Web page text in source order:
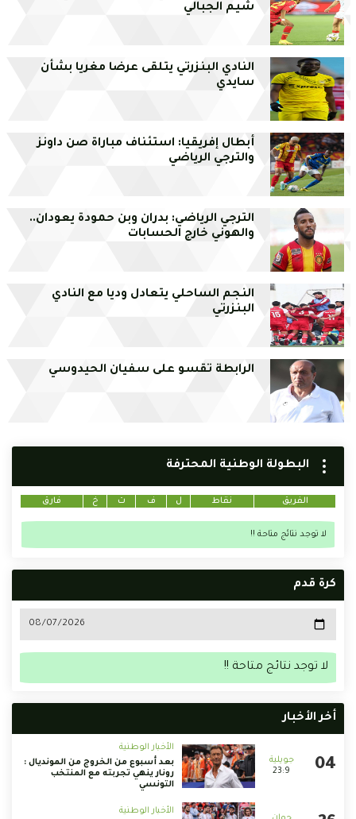
شيم الجبالي
النادي البنزرتي يتلقى عرضا مغريا بشأن
سايدي
أبطال إفريقيا: استئناف مباراة صن داونز
والترجي الرياضي
الترجي الرياضي: بدران وبن حمودة يعودان..
والهوني خارج الحسابات
النجم الساحلي يتعادل وديا مع النادي
البنزرتي
الرابطة تقسو على سفيان الحيدوسي
البطولة الوطنية المحترفة
الفريق نقاط ل ف ت خ فارق
لا توجد نتائج متاحة !!
كرة قدم
لا توجد نتائج متاحة !!
أخر الأخبار
23:9
الأخبار الوطنية
بعد أسبوع من الخروج من المونديال :
رونار ينهي تجربته مع المنتخب
التونسي
الأخبار الوطنية